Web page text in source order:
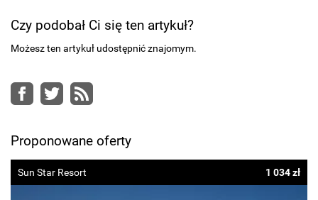
Czy podobał Ci się ten artykuł?
Możesz ten artykuł udostępnić znajomym.
Facebook
Twitter
RSS
Proponowane oferty
Sun Star Resort 1 034 zł